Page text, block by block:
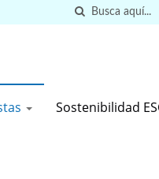
Sostenibilidad